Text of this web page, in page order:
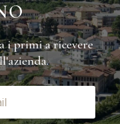
i primi a ricevere